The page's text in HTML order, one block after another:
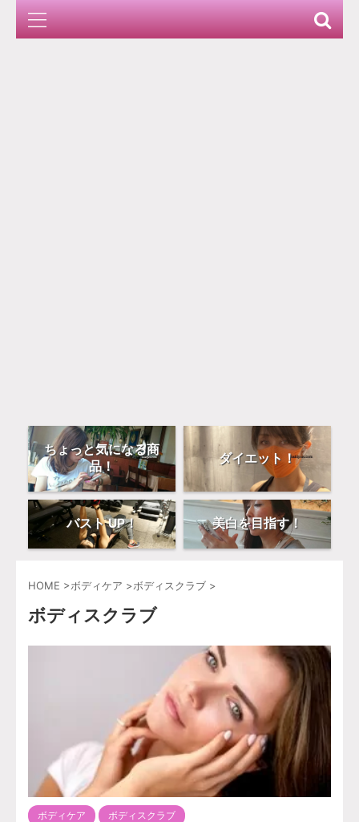
ちょっと気になる商
品！
ダイエット！
バスト UP！ 美白を目指す！
HOME >ボディケア >ボディスクラブ >
ボディスクラブ
ボディケア ボディスクラブ